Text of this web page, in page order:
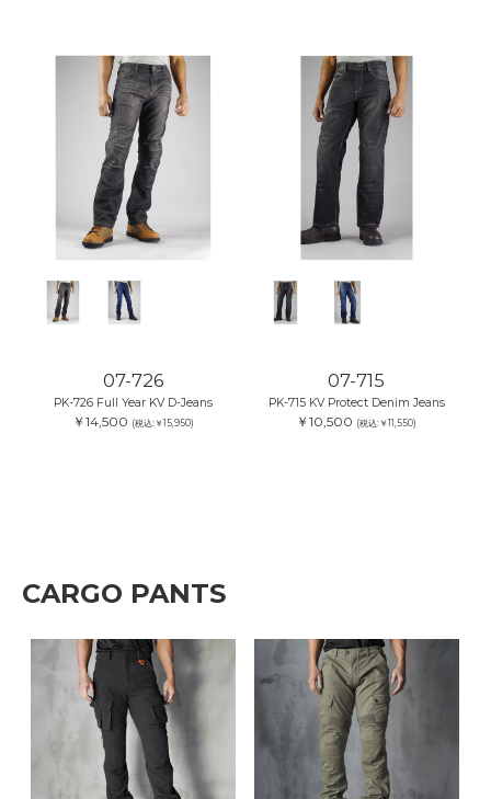
07-726
PK-726 Full Year KV D-Jeans
￥14,500 (税込:￥15,950)
07-715
PK-715 KV Protect Denim Jeans
￥10,500 (税込:￥11,550)
CARGO PANTS